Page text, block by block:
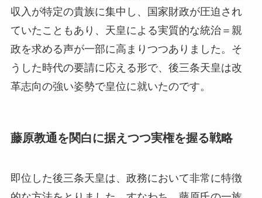
収入が特定の貴族に集中し、国家財政が圧迫され
ていたこともあり、天皇による実質的な統治＝親
政を求める声が一部に高まりつつありました。そ
うした時代の要請に応える形で、後三条天皇は改
革志向の強い姿勢で皇位に就いたのです。
藤原教通を関白に据えつつ実権を握る戦略
即位した後三条天皇は、政務において非常に特徴